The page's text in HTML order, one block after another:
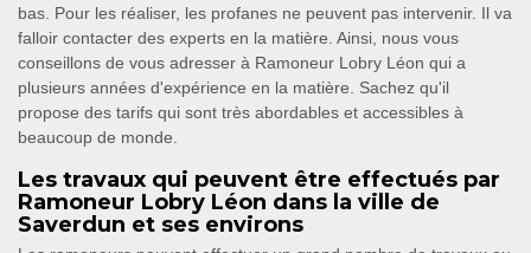
bas. Pour les réaliser, les profanes ne peuvent pas intervenir. Il va
falloir contacter des experts en la matière. Ainsi, nous vous
conseillons de vous adresser à Ramoneur Lobry Léon qui a
plusieurs années d'expérience en la matière. Sachez qu'il
propose des tarifs qui sont très abordables et accessibles à
beaucoup de monde.
Les travaux qui peuvent être effectués par
Ramoneur Lobry Léon dans la ville de
Saverdun et ses environs